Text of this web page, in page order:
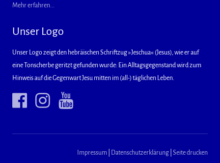
Mehr erfahren...
Unser Logo
Unser Logo zeigt den hebräischen Schriftzug »Jeschua« (Jesus), wie er auf
eine Tonscherbe geritzt gefunden wurde: Ein Alltagsgegenstand wird zum
Hinweis auf die Gegenwart Jesu mitten im (all-) täglichen Leben.
Impressum Datenschutzerklärung Seite drucken